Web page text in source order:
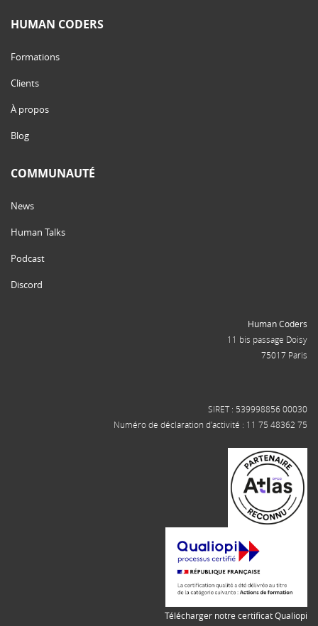
HUMAN CODERS
Formations
Clients
À propos
Blog
COMMUNAUTÉ
News
Human Talks
Podcast
Discord
Human Coders
11 bis passage Doisy
75017 Paris
SIRET : 539998856 00030
Numéro de déclaration d'activité : 11 75 48362 75
Télécharger notre certificat Qualiopi